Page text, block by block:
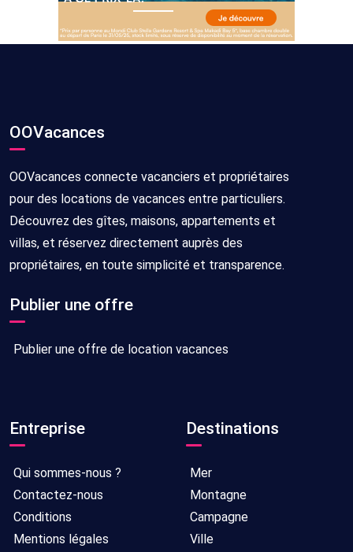
OOVacances
OOVacances connecte vacanciers et propriétaires
pour des locations de vacances entre particuliers.
Découvrez des gîtes, maisons, appartements et
villas, et réservez directement auprès des
propriétaires, en toute simplicité et transparence.
Publier une offre
Publier une offre de location vacances
Entreprise
Qui sommes-nous ?
Contactez-nous
Conditions
Mentions légales
Destinations
Mer
Montagne
Campagne
Ville